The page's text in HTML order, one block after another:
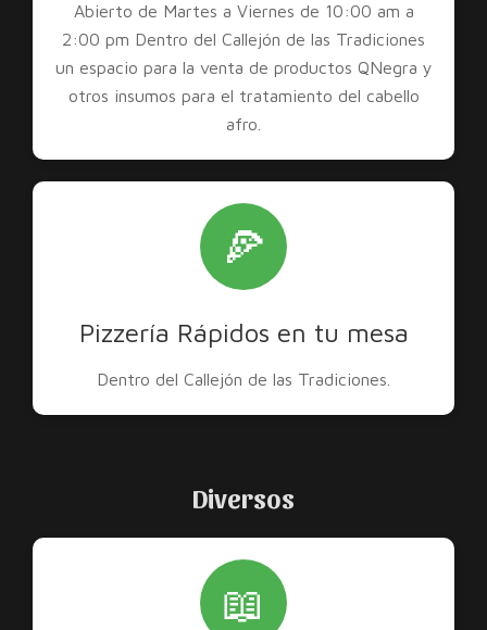
Abierto de Martes a Viernes de 10:00 am a
2:00 pm Dentro del Callejón de las Tradiciones
un espacio para la venta de productos QNegra y
otros insumos para el tratamiento del cabello
afro.
🍕
Pizzería Rápidos en tu mesa
Dentro del Callejón de las Tradiciones.
Diversos
📖